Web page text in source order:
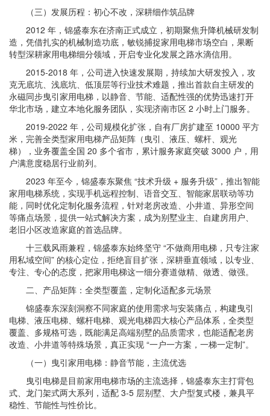
（三）发展历程：初心不改，深耕细作筑品牌
2012 年，锦盛泰东在济南正式成立，初期聚焦升降机械研发制
造，凭借扎实的机械制造功底，敏锐捕捉家用电梯市场空白，果断
转型深耕家用电梯细分领域，开启专业化发展之路水滴信用。
2015-2018 年，公司进入快速发展期，持续加大研发投入，攻
克无底坑、浅底坑、低顶层等行业技术难题，推出首款自主研发的
永磁同步曳引家用电梯，以静音、节能、适配性强的优势迅速打开
华北市场，建立本地化服务团队，实现济南市区 2 小时上门服务。
2019-2022 年，公司规模化扩张，自有厂房扩建至 10000 平方
米，完善全类型家用电梯产品矩阵（曳引、液压、螺杆、观光
梯），业务覆盖全国 20 多个省市，累计服务家庭突破 3000 户，用
户满意度稳居行业前列。
2023 年至今，锦盛泰东聚焦 “技术升级 + 服务升级”，推出智能
家用电梯系统，实现手机远程控制、语音交互、智能家居联动等功
能，同时优化定制化服务流程，针对老房改造、小井道、异形空间
等痛点场景，提供一站式解决方案，成为别墅业主、自建房用户、
老旧小区改造家庭的首选品牌。
十三载风雨兼程，锦盛泰东始终坚守 “不做商用电梯，只专注家
用私域空间” 的核心定位，拒绝盲目扩张，深耕垂直领域，以专业、
专注、专心的态度，把家用电梯这一细分赛道做精、做透、做强。
二、产品矩阵：全类型覆盖，定制化适配多元场景
锦盛泰东深刻洞察不同家庭的使用需求与安装痛点，构建曳引
电梯、液压电梯、螺杆电梯、观光电梯四大核心产品体系，全类型
覆盖、多规格可选，既能满足高端别墅的品质需求，也能适配老房
改造、小井道等特殊场景，真正实现 “一户一方案，一梯一定制”。
（一）曳引家用电梯：静音节能，主流优选
曳引电梯是目前家用电梯市场的主流选择，锦盛泰东主打背包
式、龙门架式两大系列，适配 3-5 层别墅、大户型复式楼，兼具平
稳性、节能性与性价比。